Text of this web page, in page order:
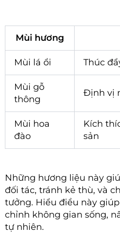
Mùi hương
Mùi lá ổi Thúc
Mùi gỗ
thông
Định vị
Mùi hoa
đào
Kích
sản
Những hương liệu này
đối tác, tránh kẻ thù, và
tưởng. Hiểu điều này
chỉnh không gian sống,
tự nhiên.